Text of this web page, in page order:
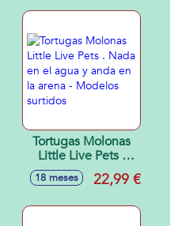
Tortugas Molonas
Little Live Pets .
Nada en el agua y
anda en la arena -
18 meses 22,99 €